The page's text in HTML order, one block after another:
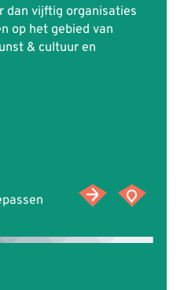
dan vijftig organisaties
op het gebied van
& cultuur en